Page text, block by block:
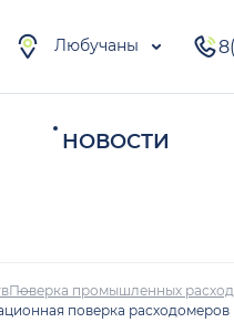
Любучаны
НОВОСТИ
Поверка промышленных
поверка